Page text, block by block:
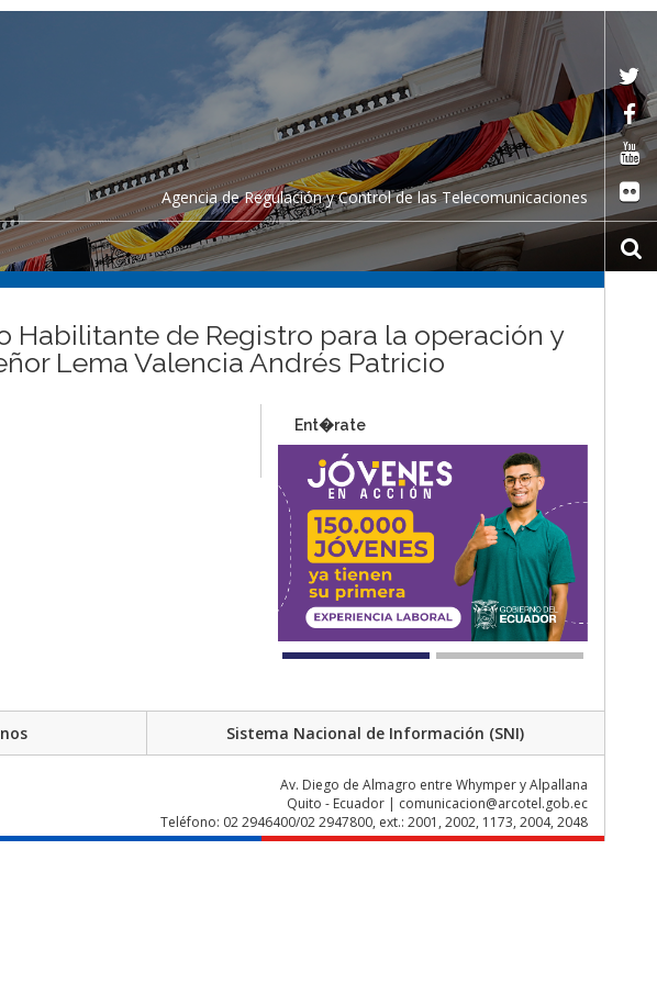
Agencia de Regulación y Control de las Telecomunicaciones
de Registro para la operación y
Lema Valencia Andrés Patricio
Ent�rate
Sistema Nacional de Información (SNI)
Av. Diego de Almagro entre Whymper y Alpallana
Quito - Ecuador | comunicacion@arcotel.gob.ec
Teléfono: 02 2946400/02 2947800, ext.: 2001, 2002, 1173, 2004, 2048